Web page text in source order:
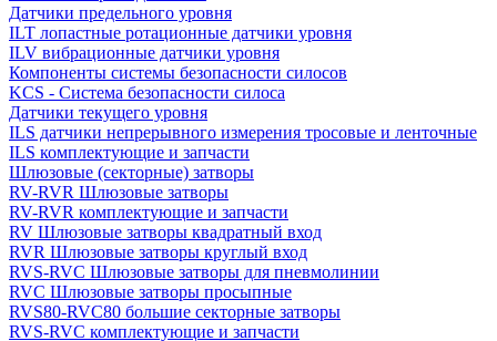
Датчики предельного уровня
ILT лопастные ротационные датчики уровня
ILV вибрационные датчики уровня
Компоненты системы безопасности силосов
KCS - Система безопасности силоса
Датчики текущего уровня
ILS датчики непрерывного измерения тросовые и ленточные
ILS комплектующие и запчасти
Шлюзовые (секторные) затворы
RV-RVR Шлюзовые затворы
RV-RVR комплектующие и запчасти
RV Шлюзовые затворы квадратный вход
RVR Шлюзовые затворы круглый вход
RVS-RVC Шлюзовые затворы для пневмолинии
RVC Шлюзовые затворы просыпные
RVS80-RVC80 большие секторные затворы
RVS-RVC комплектующие и запчасти